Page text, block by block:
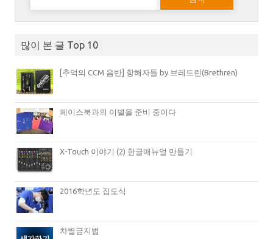
많이 본 글 Top 10
[추억의 CCM 음반] 항해자들 by 브레드린(Brethren)
페이스북과의 이별을 준비 중이다
X-Touch 이야기 (2) 한글매뉴얼 만들기
2016학년도 집도식
차별금지법